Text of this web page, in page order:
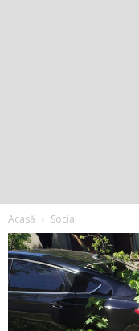
Acasă Social